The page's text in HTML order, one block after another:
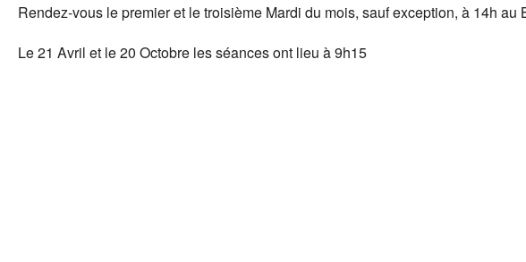
Rendez-vous le premier et le troisième Mardi du mois, sauf exception, à 14h
Le 21 Avril et le 20 Octobre les séances ont lieu à 9h15